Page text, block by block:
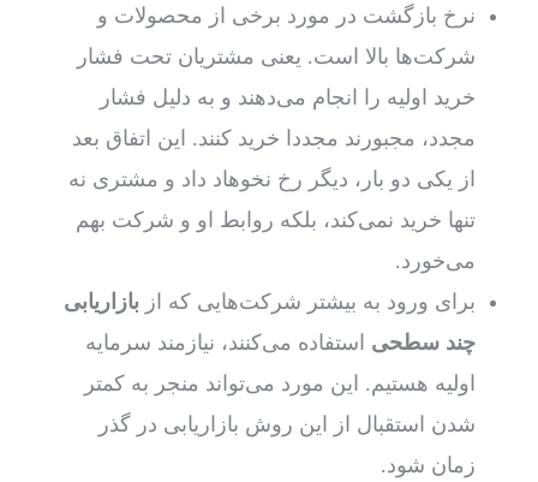
نرخ بازگشت در مورد برخی از محصولات و
شرکت‌ها بالا است. یعنی مشتریان تحت فشار
خرید اولیه را انجام می‌دهند و به دلیل فشار
مجدد، مجبورند مجددا خرید کنند. این اتفاق بعد
از یکی دو بار، دیگر رخ نخوهاد داد و مشتری نه
تنها خرید نمی‌کند، بلکه روابط او و شرکت بهم
می‌خورد.
برای ورود به بیشتر شرکت‌هایی که ازبازاریابی
چند سطحی استفاده می‌کنند، نیازمند سرمایه
اولیه هستیم. این مورد می‌تواند منجر به کمتر
شدن استقبال از این روش بازاریابی در گذر
زمان شود.